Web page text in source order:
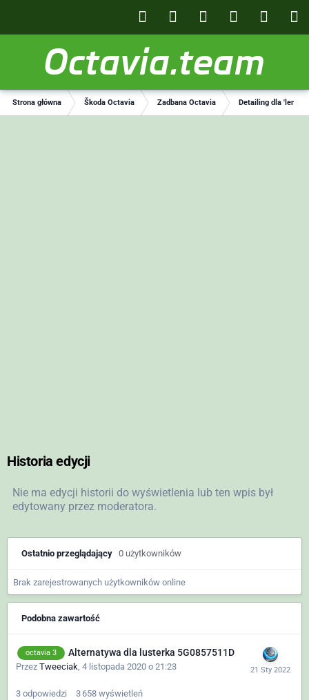
Octavia.team
Strona główna Škoda Octavia Zadbana Octavia Detailing dla
Historia edycji
Nie ma edycji historii do wyświetlenia lub ten wpis był
edytowany przez moderatora.
Ostatnio przeglądający 0 użytkowników
Brak zarejestrowanych użytkowników online
Podobna zawartość
octavia 3 Alternatywa dla lusterka 5G0857511D
Przez Tweeciak, 4 listopada 2020 o 21:23
3 odpowiedzi 3 658 wyświetleń